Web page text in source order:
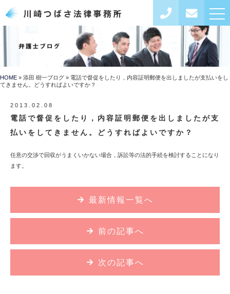
HOME 添田 樹一ブログ
電話で督促をしたり，内容証明郵便を出しましたが支払いをし
てきません。どうすればよいですか？
2013.02.08
電話で督促をしたり，内容証明郵便を出しましたが支
払いをしてきません。どうすればよいですか？
任意の交渉で回収がうまくいかない場合，訴訟等の法的手続を検討することになり
ます。
最新情報一覧へ
前の記事へ
次の記事へ